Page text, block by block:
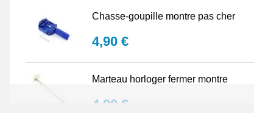
Chasse-goupille montre pas cher
4,90 €
Marteau horloger fermer montre
4,90 €